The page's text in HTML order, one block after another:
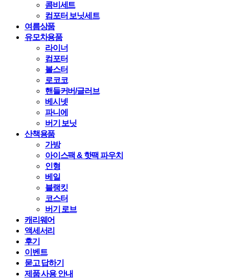
콤비세트
컴포터 보닛세트
여름상품
유모차용품
라이너
컴포터
볼스터
로코코
핸들커버/글러브
베시넷
파니에
버기 보닛
산책용품
가방
아이스팩 & 핫팩 파우치
인형
베일
블랭킷
코스터
버기 로브
캐리웨어
액세서리
후기
이벤트
묻고 답하기
제품 사용 안내